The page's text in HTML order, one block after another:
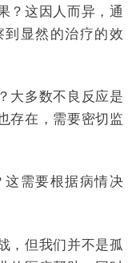
？这因人而异，通
显然的治疗的效
大多数不良反应是
存在，需要密切监
这需要根据病情决
，但我们并不是孤